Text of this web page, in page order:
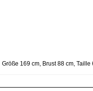
Größe 169 cm, Brust 88 cm, Taille